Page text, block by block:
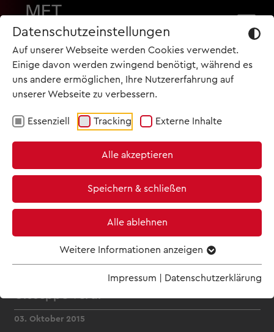
Datenschutzeinstellungen
Auf unserer Webseite werden Cookies verwendet.
Einige davon werden zwingend benötigt, während es
uns andere ermöglichen, Ihre Nutzererfahrung auf
unserer Webseite zu verbessern.
Essenziell Tracking Externe Inhalte
Alle akzeptieren
Speichern & schließen
Alle ablehnen
Weitere Informationen anzeigen
Impressum Datenschutzerklärung
IL TROVATORE
Giuseppe Verdi
03. Oktober 2015
START
ARCHIV
KINO & TICKETS